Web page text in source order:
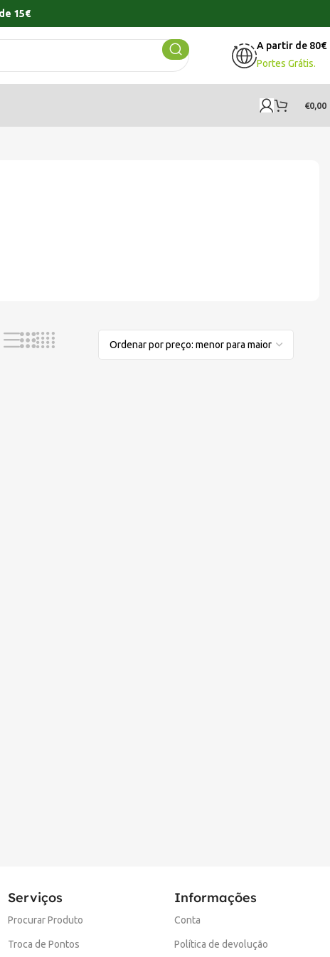
15€
A partir de 80€
Portes Grátis.
€0,00
Serviços
Procurar Produto
Troca de Pontos
Informações
Conta
Política de devolução